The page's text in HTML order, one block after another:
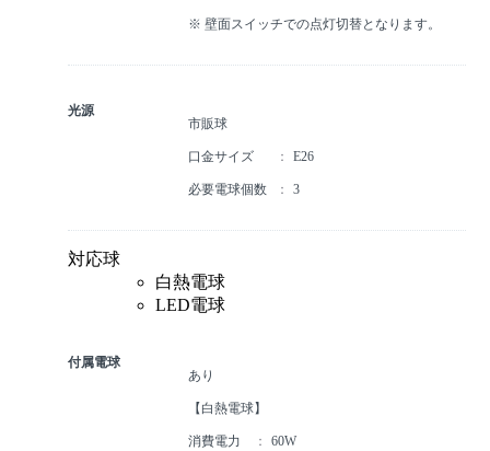
※ 壁面スイッチでの点灯切替となります。
光源
市販球
口金サイズ E26
必要電球個数 3
対応球
白熱電球
LED電球
付属電球
あり
【白熱電球】
消費電力 60W